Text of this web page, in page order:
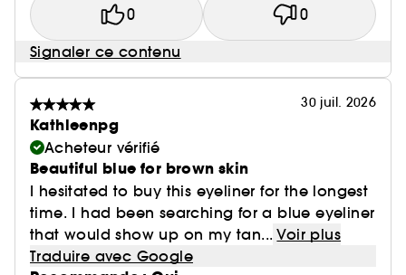
0 0
Signaler ce contenu
30 juil. 2026
Kathleenpg
Acheteur vérifié
Beautiful blue for brown skin
I hesitated to buy this eyeliner for the longest
time. I had been searching for a blue eyeliner
that would show up on my tan... Voir plus
Traduire avec Google